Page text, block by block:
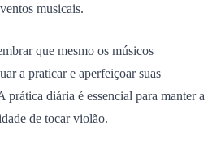
musicais.
que mesmo os músicos
a praticar e aperfeiçoar suas
prática diária é essencial para manter a
de tocar violão.